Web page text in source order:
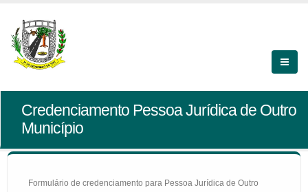
Credenciamento Pessoa Jurídica de Outro
Município
Formulário de credenciamento para Pessoa Jurídica de Outro